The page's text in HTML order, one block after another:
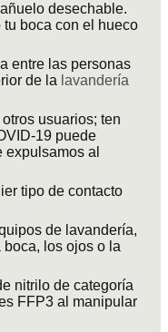
desechable.
boca con el hueco
entre las personas
de la lavandería
usuarios; ten
19 puede
al
tipo de contacto
de lavandería,
boca, los ojos o la
nitrilo de categoría
FFP3 al manipular